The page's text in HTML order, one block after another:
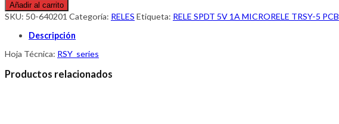
Añadir al carrito
SKU: 50-640201 Categoría: RELES Etiqueta: RELE SPDT 5V 1A MICRORELE TRSY-5 PCB
Descripción
Hoja Técnica: RSY_series
Productos relacionados